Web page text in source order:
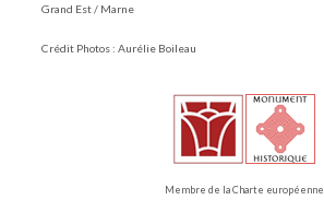
Grand Est / Marne
Crédit Photos : Aurélie Boileau
Membre de la Charte européenne